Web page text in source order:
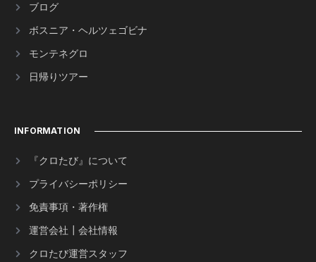
ブログ
ボスニア・ヘルツェゴビナ
モンテネグロ
日帰りツアー
INFORMATION
『クロたび』について
プライバシーポリシー
免責事項・著作権
運営会社┃会社情報
クロたび運営スタッフ